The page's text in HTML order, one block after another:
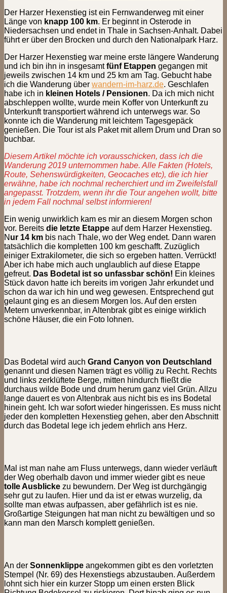
Der Harzer Hexenstieg ist ein Fernwanderweg mit einer
Länge von knapp 100 km. Er beginnt in Osterode in
Niedersachsen und endet in Thale in Sachsen-Anhalt. Dabei
führt er über den Brocken und durch den Nationalpark Harz.
Der Harzer Hexenstieg war meine erste längere Wanderung
und ich bin ihn in insgesamtfünf Etappen gegangen mit
jeweils zwischen 14 km und 25 km am Tag. Gebucht habe
ich die Wanderung über wandern-im-harz.de. Geschlafen
habe ich in kleinen Hotels / Pensionen. Da ich mich nicht
abschleppen wollte, wurde mein Koffer von Unterkunft zu
Unterkunft transportiert während ich unterwegs war. So
konnte ich die Wanderung mit leichtem Tagesgepäck
genießen. Die Tour ist als Paket mit allem Drum und Dran so
buchbar.
Diesem Artikel möchte ich vorausschicken, dass ich die
Wanderung 2019 unternommen habe. Alle Fakten (Hotels,
Route, Sehenswürdigkeiten, Geocaches etc), die ich hier
erwähne, habe ich nochmal recherchiert und im Zweifelsfall
angepasst. Trotzdem, wenn ihr die Tour angehen wollt, bitte
in jedem Fall nochmal selbst informieren!
Ein wenig unwirklich kam es mir an diesem Morgen schon
vor. Bereits die letzte Etappe auf dem Harzer Hexenstieg.
N ur 14 km bis nach Thale, wo der Weg endet. Dann waren
tatsächlich die kompletten 100 km geschafft. Zuzüglich
einiger Extrakilometer, die sich so ergeben hatten. Verrückt!
Aber ich habe mich auch unglaublich auf diese Etappe
gefreut. Das Bodetal ist so unfassbar schön! Ein kleines
Stück davon hatte ich bereits im vorigen Jahr erkundet und
schon da war ich hin und weg gewesen. Entsprechend gut
gelaunt ging es an diesem Morgen los. Auf den ersten
Metern unverkennbar, in Altenbrak gibt es einige wirklich
schöne Häuser, die ein Foto lohnen.
Das Bodetal wird auch Grand Canyon von Deutschland
genannt und diesen Namen trägt es völlig zu Recht. Rechts
und links zerklüftete Berge, mitten hindurch fließt die
durchaus wilde Bode und drum herum ganz viel Grün. Allzu
lange dauert es von Altenbrak aus nicht bis es ins Bodetal
hinein geht. Ich war sofort wieder hingerissen. Es muss nicht
jeder den kompletten Hexenstieg gehen, aber den Abschnitt
durch das Bodetal lege ich jedem ehrlich ans Herz.
Mal ist man nahe am Fluss unterwegs, dann wieder verläuft
der Weg oberhalb davon und immer wieder gibt es neue
tolle Ausblicke zu bewundern. Der Weg ist durchgängig
sehr gut zu laufen. Hier und da ist er etwas wurzelig, da
sollte man etwas aufpassen, aber gefährlich ist es nie.
Großartige Steigungen hat man nicht zu bewältigen und so
kann man den Marsch komplett genießen.
An der Sonnenklippe angekommen gibt es den vorletzten
Stempel (Nr. 69) des Hexenstiegs abzustauben. Außerdem
lohnt sich hier ein kurzer Stopp um einen ersten Blick